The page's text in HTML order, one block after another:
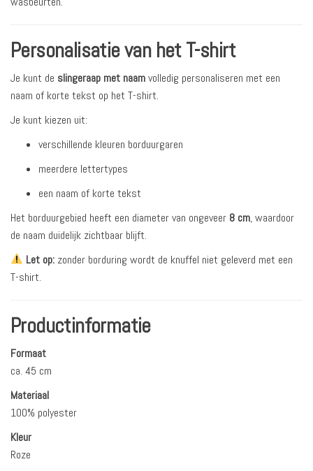
Personalisatie van het T-shirt
Je kunt de slingeraap met naamvolledig personaliseren met een
naam of korte tekst op het T-shirt.
Je kunt kiezen uit:
verschillende kleuren borduurgaren
meerdere lettertypes
een naam of korte tekst
Het borduurgebied heeft een diameter van ongeveer 8 cm, waardoor
de naam duidelijk zichtbaar blijft.
Let op: zonder borduring wordt de knuffel niet geleverd met een
T-shirt.
Productinformatie
Formaat
ca. 45 cm
Materiaal
100% polyester
Kleur
Roze